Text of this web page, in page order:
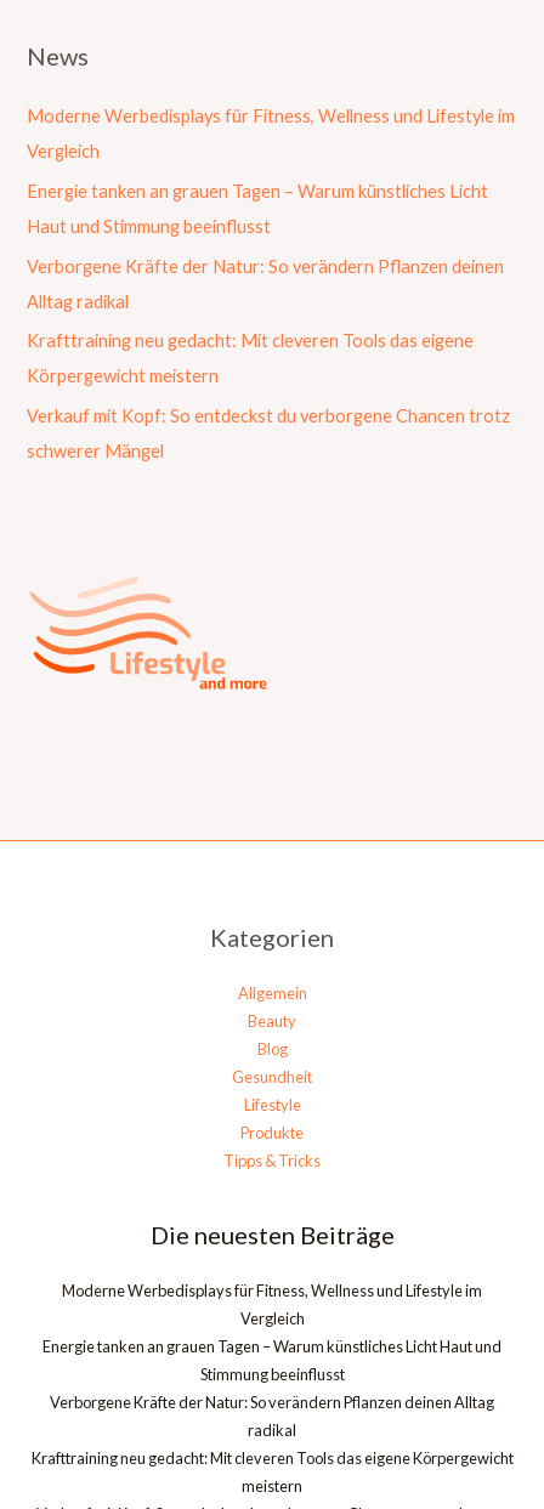
News
Moderne Werbedisplays für Fitness, Wellness und Lifestyle im
Vergleich
Energie tanken an grauen Tagen – Warum künstliches Licht
Haut und Stimmung beeinflusst
Verborgene Kräfte der Natur: So verändern Pflanzen deinen
Alltag radikal
Krafttraining neu gedacht: Mit cleveren Tools das eigene
Körpergewicht meistern
Verkauf mit Kopf: So entdeckst du verborgene Chancen trotz
schwerer Mängel
Kategorien
Allgemein
Beauty
Blog
Gesundheit
Lifestyle
Produkte
Tipps & Tricks
Die neuesten Beiträge
Moderne Werbedisplays für Fitness, Wellness und Lifestyle im
Vergleich
Energie tanken an grauen Tagen – Warum künstliches Licht Haut und
Stimmung beeinflusst
Verborgene Kräfte der Natur: So verändern Pflanzen deinen Alltag
radikal
Krafttraining neu gedacht: Mit cleveren Tools das eigene Körpergewicht
meistern